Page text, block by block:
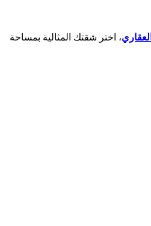
، اختر شقتك المثالية بمساحة